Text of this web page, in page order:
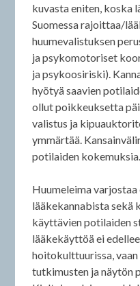
kuvasta eniten, koska
Suomessa rajoittaa/
huumevalistuksen
ja psykomotoriset
ja psykoosiriski).
hyötyä saavien
ollut poikkeuksetta
valistus ja
ymmärtää.
potilaiden
Huumeleima
lääkekannabista sekä
käyttävien potilaiden
lääkekäyttöä ei
hoitokulttuurissa,
tutkimusten ja näytön